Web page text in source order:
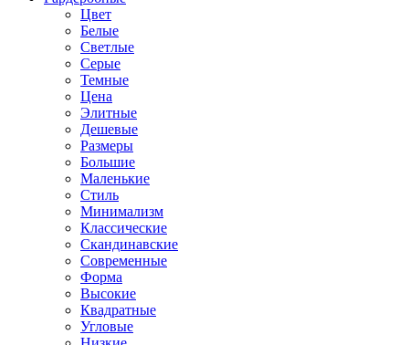
Цвет
Белые
Светлые
Серые
Темные
Цена
Элитные
Дешевые
Размеры
Большие
Маленькие
Стиль
Минимализм
Классические
Скандинавские
Современные
Форма
Высокие
Квадратные
Угловые